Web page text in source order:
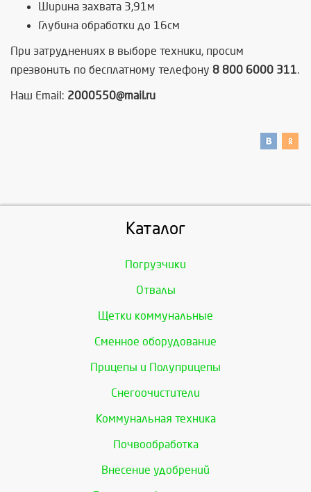
Ширина захвата 3,91м
Глубина обработки до 16см
При затруднениях в выборе техники, просим
презвонить по бесплатному телефону 8 800 6000 311.
Наш Email: 2000550@mail.ru
Каталог
Погрузчики
Отвалы
Щетки коммунальные
Сменное оборудование
Прицепы и Полуприцепы
Снегоочистители
Коммунальная техника
Почвообработка
Внесение удобрений